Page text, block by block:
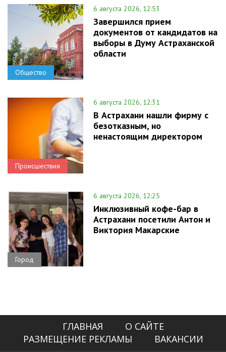
Общество
6 августа 2026, 12:53
Завершился прием
документов от кандидатов на
выборы в Думу Астраханской
области
Происшествия
6 августа 2026, 12:31
В Астрахани нашли фирму с
безотказным, но
ненастоящим директором
Город
6 августа 2026, 12:25
Инклюзивный кофе-бар в
Астрахани посетили Антон и
Виктория Макарские
ГЛАВНАЯ
О САЙТЕ
РАЗМЕЩЕНИЕ РЕКЛАМЫ
ВАКАНСИИ